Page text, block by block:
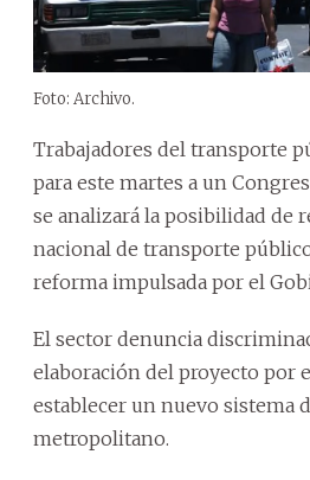
Foto: Archivo.
Trabajadores del transporte
para este martes a un
se analizará la posibilidad de
nacional de transporte
reforma impulsada por el
El sector denuncia
elaboración del proyecto por
establecer un nuevo sistema
metropolitano.